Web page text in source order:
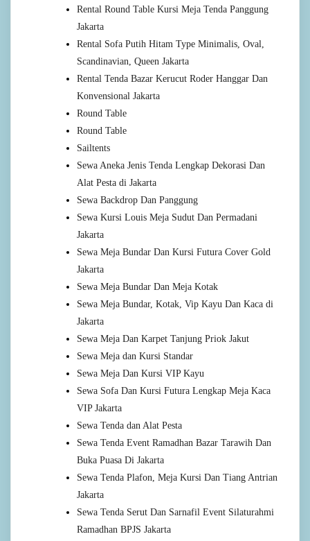
Rental Round Table Kursi Meja Tenda Panggung
Jakarta
Rental Sofa Putih Hitam Type Minimalis, Oval,
Scandinavian, Queen Jakarta
Rental Tenda Bazar Kerucut Roder Hanggar Dan
Konvensional Jakarta
Round Table
Round Table
Sailtents
Sewa Aneka Jenis Tenda Lengkap Dekorasi Dan
Alat Pesta di Jakarta
Sewa Backdrop Dan Panggung
Sewa Kursi Louis Meja Sudut Dan Permadani
Jakarta
Sewa Meja Bundar Dan Kursi Futura Cover Gold
Jakarta
Sewa Meja Bundar Dan Meja Kotak
Sewa Meja Bundar, Kotak, Vip Kayu Dan Kaca di
Jakarta
Sewa Meja Dan Karpet Tanjung Priok Jakut
Sewa Meja dan Kursi Standar
Sewa Meja Dan Kursi VIP Kayu
Sewa Sofa Dan Kursi Futura Lengkap Meja Kaca
VIP Jakarta
Sewa Tenda dan Alat Pesta
Sewa Tenda Event Ramadhan Bazar Tarawih Dan
Buka Puasa Di Jakarta
Sewa Tenda Plafon, Meja Kursi Dan Tiang Antrian
Jakarta
Sewa Tenda Serut Dan Sarnafil Event Silaturahmi
Ramadhan BPJS Jakarta